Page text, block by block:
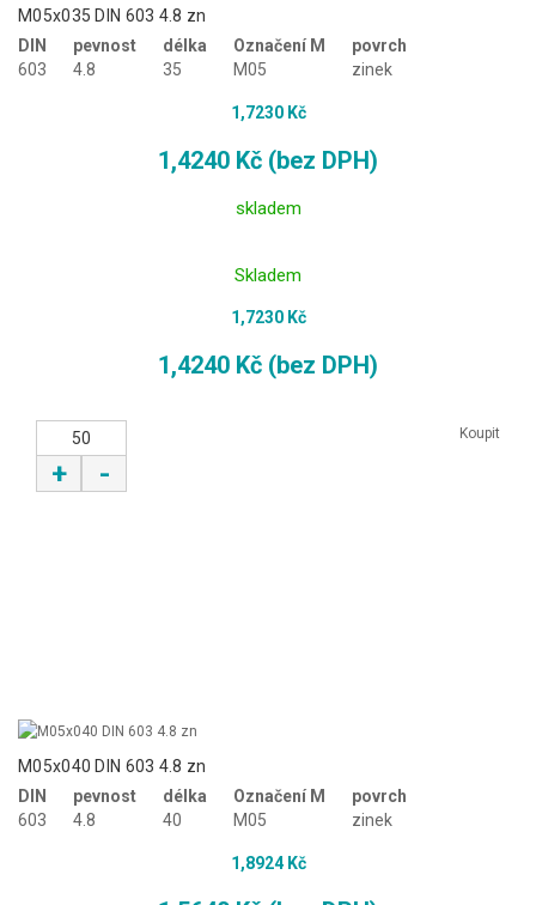
M05x035 DIN 603 4.8 zn
DIN
603
pevnost
4.8
délka
35
Označení M
M05
povrch
zinek
1,7230 Kč
1,4240 Kč (bez DPH)
skladem
Skladem
1,7230 Kč
1,4240 Kč (bez DPH)
+ -
Koupit
M05x040 DIN 603 4.8 zn
DIN
603
pevnost
4.8
délka
40
Označení M
M05
povrch
zinek
1,8924 Kč